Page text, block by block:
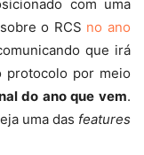
com uma
o RCS no ano
que irá
protocolo por meio
do ano que vem.
uma das features